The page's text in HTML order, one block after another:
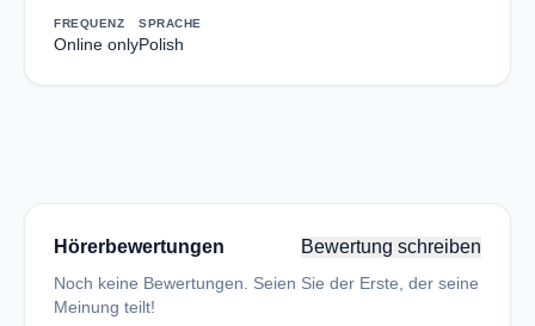
FREQUENZ
Online only
SPRACHE
Polish
Hörerbewertungen Bewertung schreiben
Noch keine Bewertungen. Seien Sie der Erste, der seine
Meinung teilt!